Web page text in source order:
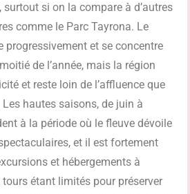
si on la compare à d’autres
comme le Parc Tayrona. Le
progressivement et se concentre
de l’année, mais la région
et reste loin de l’affluence que
Les hautes saisons, de juin à
à la période où le fleuve dévoile
et il est fortement
et hébergements à
tours étant limités pour préserver